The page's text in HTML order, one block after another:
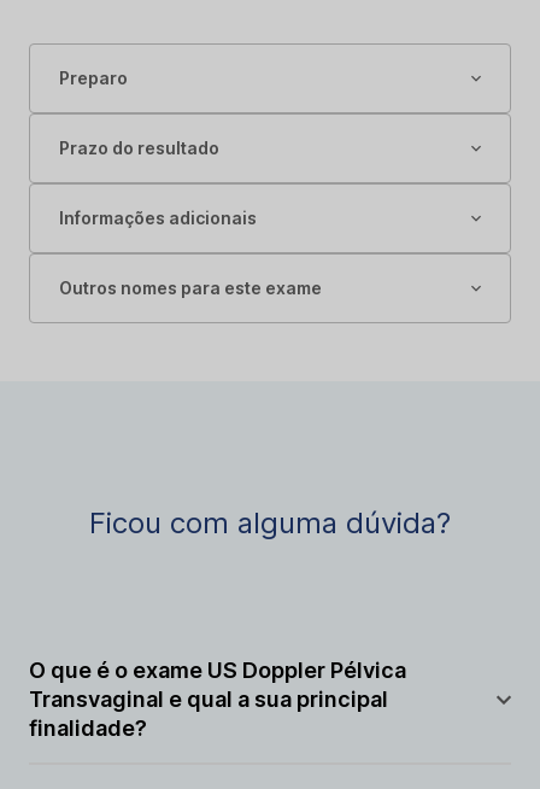
Preparo
Prazo do resultado
Informações adicionais
Outros nomes para este exame
Ficou com alguma dúvida?
O que é o exame US Doppler Pélvica
Transvaginal e qual a sua principal
finalidade?